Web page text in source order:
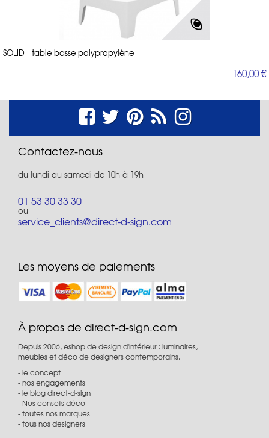
SOLID - table basse polypropylène
160,00 €
Contactez-nous
du lundi au samedi de 10h à 19h
01 53 30 33 30
ou
service_clients@direct-d-sign.com
Les moyens de paiements
À propos de direct-d-sign.com
Depuis 2006, eshop de design d'intérieur : luminaires,
meubles et déco de designers contemporains.
le concept
nos engagements
le blog direct-d-sign
Nos conseils déco
toutes nos marques
tous nos designers